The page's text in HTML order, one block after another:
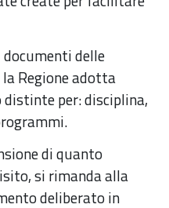
delle
Regione adotta
distinte per: disciplina,
di quanto
si rimanda alla
deliberato in